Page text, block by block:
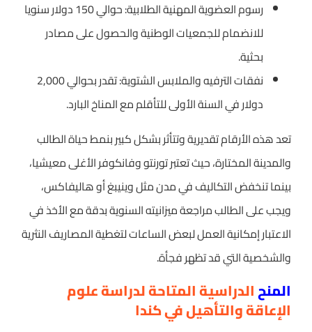
رسوم العضوية المهنية الطلابية: حوالي 150 دولار سنويا
للانضمام للجمعيات الوطنية والحصول على مصادر
بحثية.
نفقات الترفيه والملابس الشتوية: تقدر بحوالي 2,000
دولار في السنة الأولى للتأقلم مع المناخ البارد.
تعد هذه الأرقام تقديرية وتتأثر بشكل كبير بنمط حياة الطالب
والمدينة المختارة، حيث تعتبر تورنتو وفانكوفر الأغلى معيشيا،
بينما تنخفض التكاليف في مدن مثل وينيبغ أو هاليفاكس،
ويجب على الطالب مراجعة ميزانيته السنوية بدقة مع الأخذ في
الاعتبار إمكانية العمل لبعض الساعات لتغطية المصاريف النثرية
والشخصية التي قد تظهر فجأة.
المنحالدراسية المتاحة لدراسة علوم
الإعاقة والتأهيل في كندا